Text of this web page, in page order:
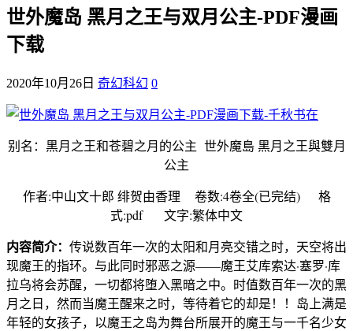
世外魔岛 黑月之王与双月公主-PDF漫画
下载
2020年10月26日 奇幻科幻 0
别名：黑月之王和苍碧之月的公主 世外魔島 黑月之王與雙月
公主
作者:中山文十郎 绯贺由香理 卷数:4卷全(已完结) 格
式:pdf 文字:繁体中文
内容简介： 传说数百年一次的太阳和月亮交错之时，天空将出
现魔王的指环。与此同时邪恶之源——魔王艾库索达·塞罗·库
拉乌将会苏醒，一切都将堕入黑暗之中。时值数百年一次的黑
月之日，然而当魔王醒来之时，等待着它的却是！！岛上满是
年轻的女孩子，以魔王之岛为舞台所展开的魔王与一千名少女